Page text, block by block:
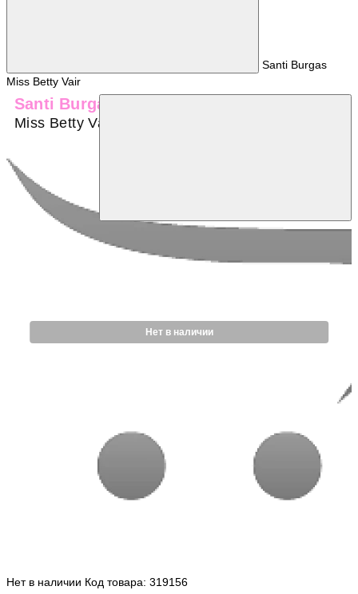
Santi Burgas
Miss Betty Vair
Santi Burgas
Miss Betty Vair
Нет в наличии
Нет в наличии Код товара: 319156